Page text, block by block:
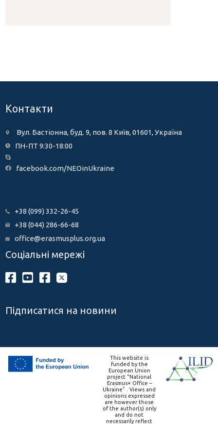
Контакти
Вул. Бастіонна, буд. 9, пов. 8 Київ, 01601, Україна
ПН-ПТ 9:30-18:00
facebook.com/NEOinUkraine
+38 (099) 332-26-45
+38 (044) 286-66-68
office@erasmusplus.org.ua
Соціальні мережі
Підписатися на новини
This website is
funded by the
European Union
project “National
Erasmus+ Office –
Ukraine” . Views and
opinions expressed
are however those
of the author(s) only
and do not
necessarily reflect